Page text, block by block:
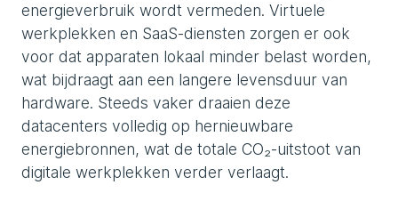
energieverbruik wordt vermeden. Virtuele
werkplekken en SaaS-diensten zorgen er ook
voor dat apparaten lokaal minder belast worden,
wat bijdraagt aan een langere levensduur van
hardware. Steeds vaker draaien deze
datacenters volledig op hernieuwbare
energiebronnen, wat de totale CO₂-uitstoot van
digitale werkplekken verder verlaagt.